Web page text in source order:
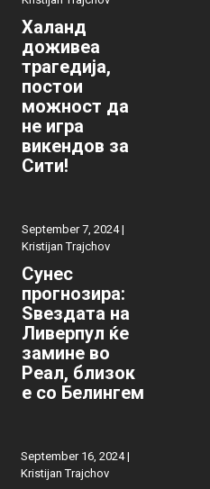
Халанд
доживеа
трагедија,
постои
можност да
не игра
викендов за
Сити!
September 7, 2024 |
Kristijan Trajchov
Сунес
прогнозира:
Ѕвездата на
Ливерпул ќе
замине во
Реал, близок
е со Белингем
September 16, 2024 |
Kristijan Trajchov